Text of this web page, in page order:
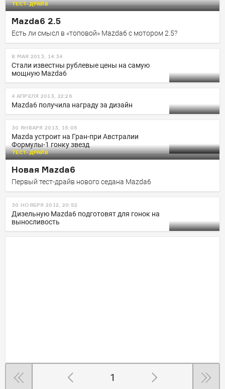
ТЕСТ-ДРАЙВ
Mazda6 2.5
Есть ли смысл в «топовой» Mazda6 с мотором 2.5?
8 МАЯ 2013, 14:34
Стали известны рублевые цены на самую
мощную Mazda6
4 АПРЕЛЯ 2013, 22:26
Mazda6 получила награду за дизайн
30 ЯНВАРЯ 2013, 15:05
Mazda устроит на Гран-при Австралии
Формулы-1 гонку звезд
ТЕСТ-ДРАЙВ
Новая Mazda6
Первый тест-драйв нового седана Mazda6
30 НОЯБРЯ 2012, 20:52
Дизельную Mazda6 подготовят для гонок на
выносливоcть
1